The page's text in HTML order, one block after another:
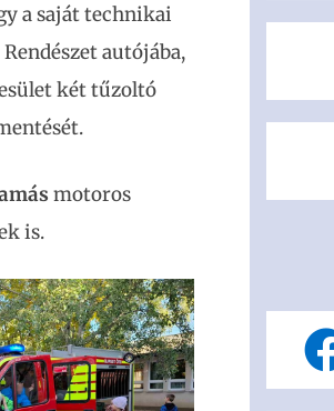
a saját technikai
autójába,
két tűzoltó
motoros
is.